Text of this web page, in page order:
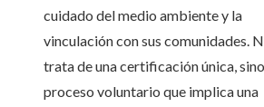
cuidado del medio ambiente y la
vinculación con sus comunidades.
trata de una certificación única,
proceso voluntario que implica una